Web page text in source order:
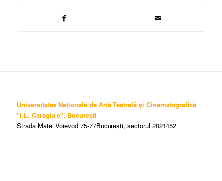
Universitatea Națională de Artă Teatrală și Cinematografică
"I.L. Caragiale", București
Strada Matei Voievod 75-77București, sectorul 2021452